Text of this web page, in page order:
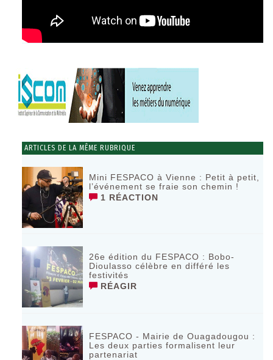
ARTICLES DE LA MÊME RUBRIQUE
Mini FESPACO à Vienne : Petit à petit,
l’événement se fraie son chemin !
1 RÉACTION
26e édition du FESPACO : Bobo-
Dioulasso célèbre en différé les
festivités
RÉAGIR
FESPACO - Mairie de Ouagadougou :
Les deux parties formalisent leur
partenariat